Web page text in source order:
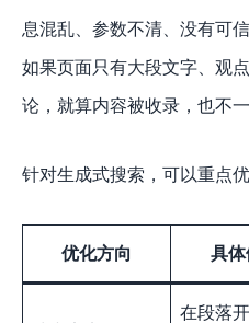
息混乱、参数不清、没有可
如果页面只有大段文字、观
论，就算内容被收录，也不
针对生成式搜索，可以重点
优化方向 具体
在段落